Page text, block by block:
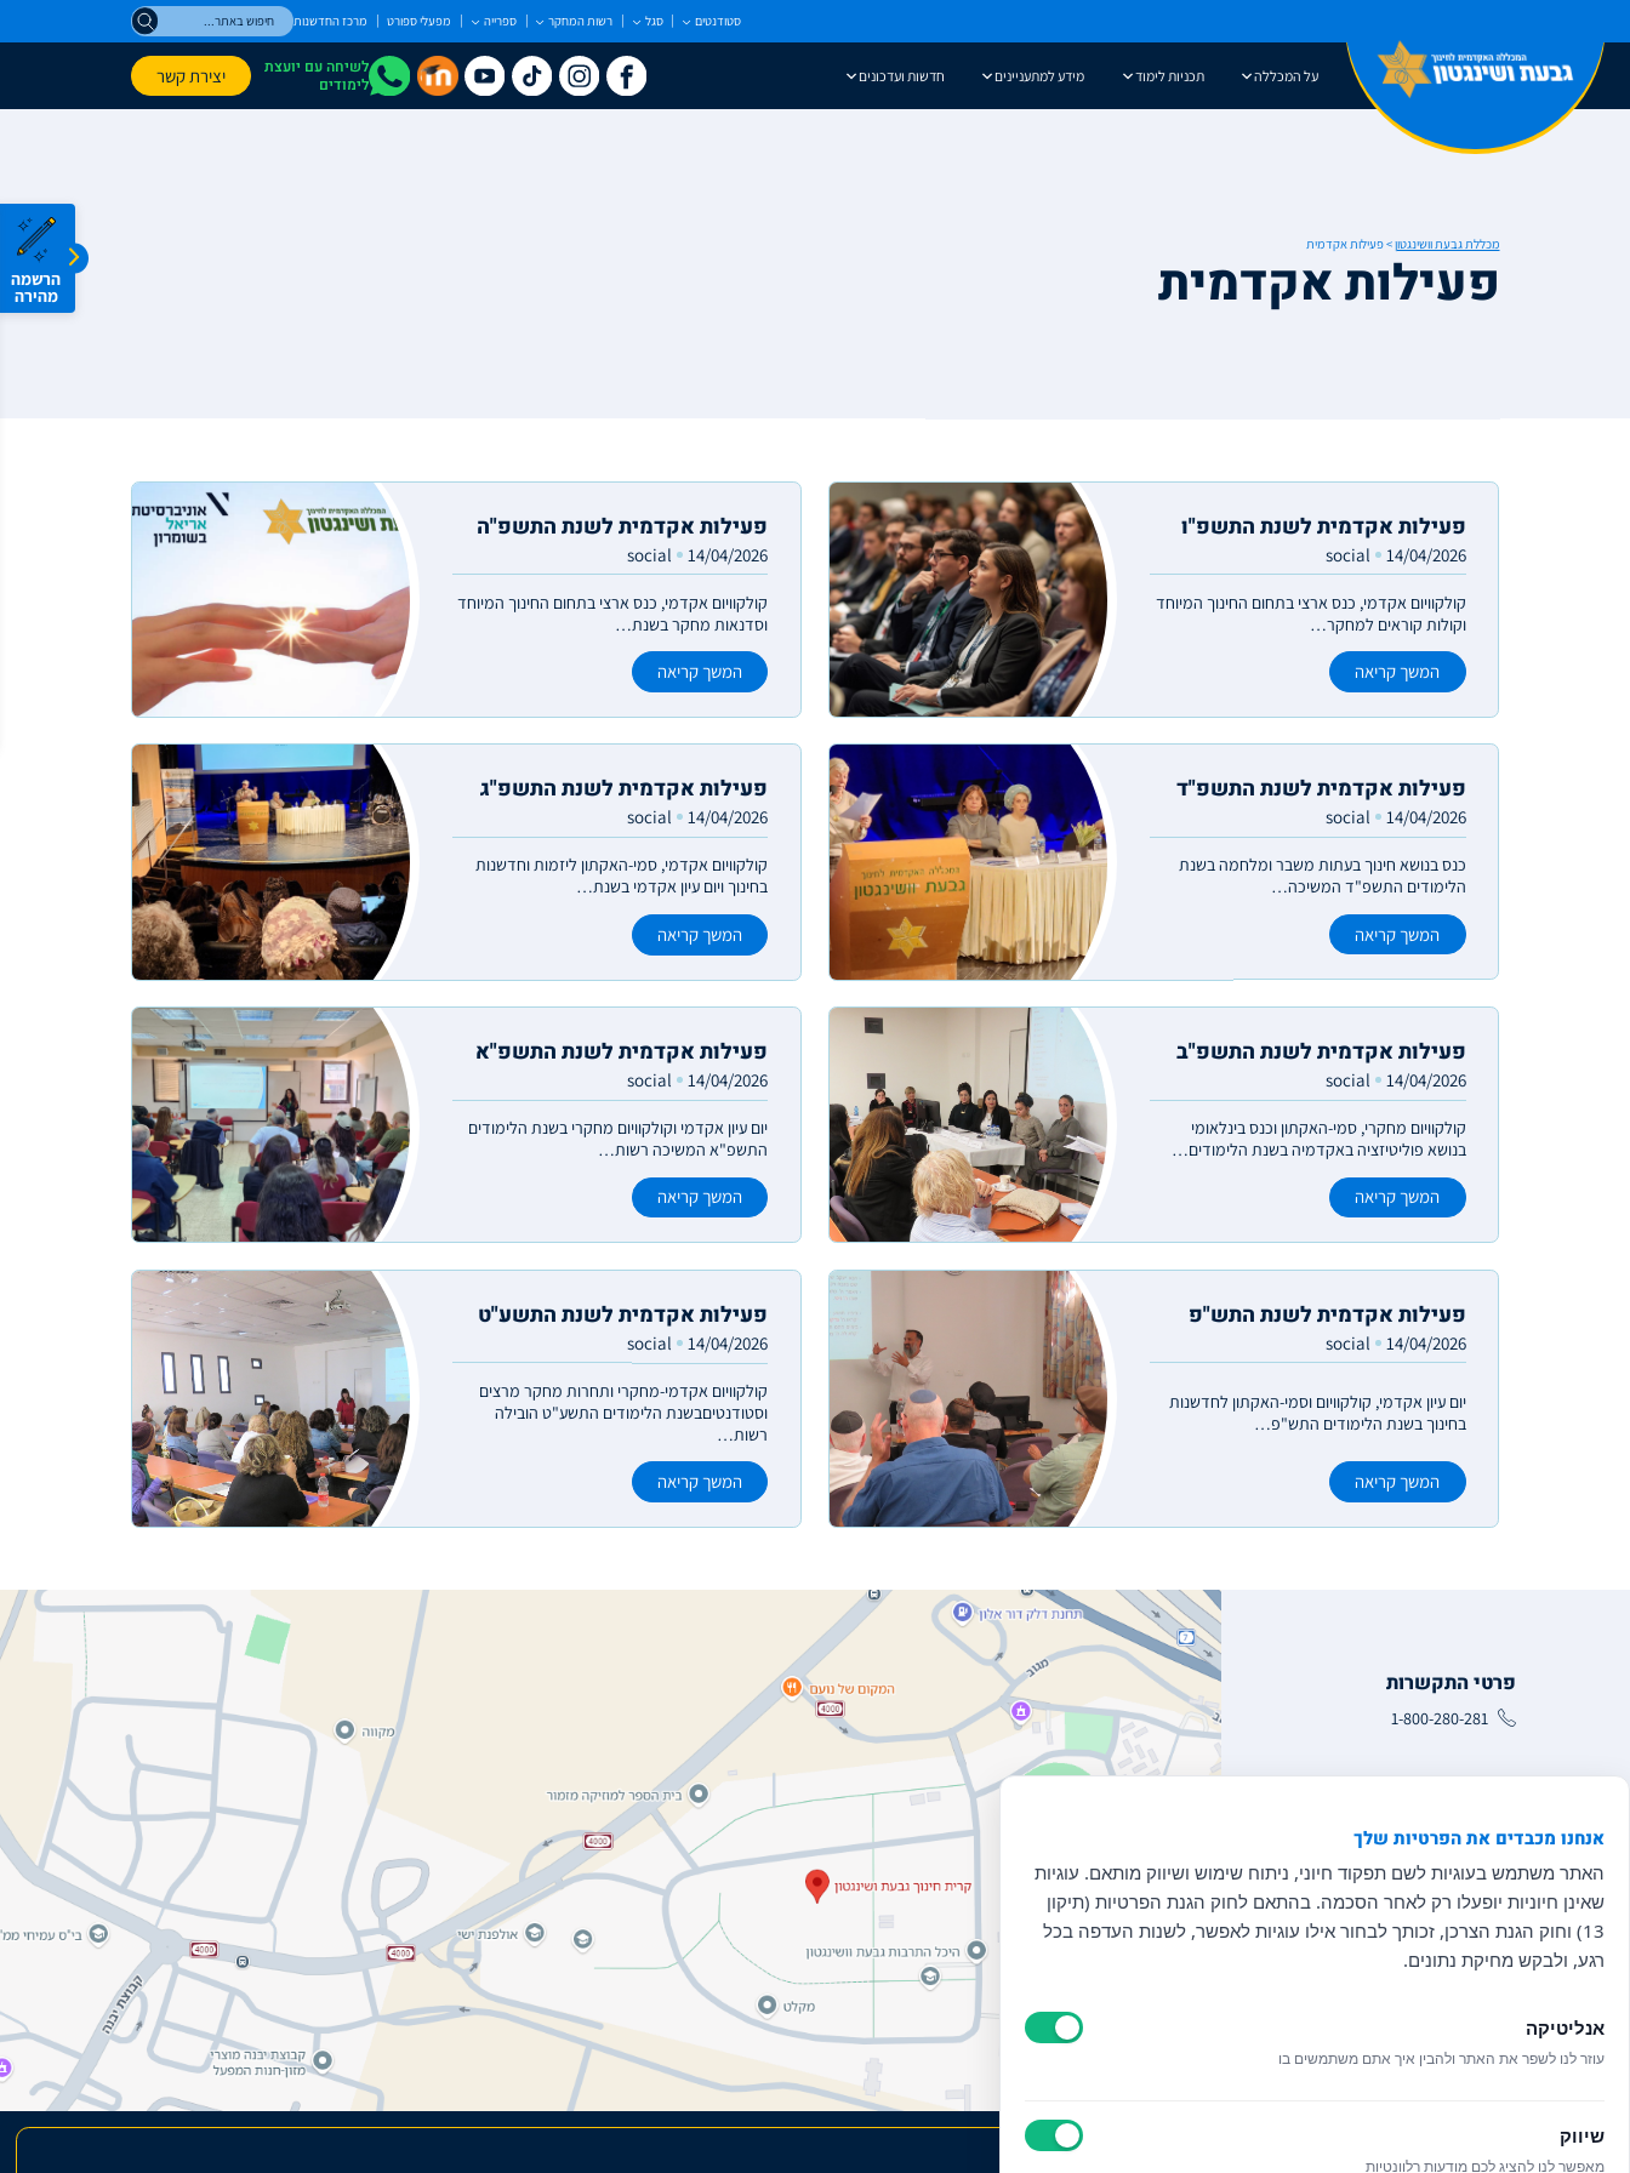
הרשמה
מהירה
סטודנטים סגל רשות המחקר ספרייה מפעלי ספורט מרכז החדשנותחיפוש
באתר
על המכללה תכניות לימוד מידע למתעניינים חדשות ועדכונים
לשיחה עם יועצת
לימודים
יצירת קשר
מכללת גבעת וושינגטון>פעילות אקדמית
פעילות אקדמית
פעילות אקדמית לשנת התשפ"ו
14/04/2026
social
קולקוויום אקדמי, כנס ארצי בתחום החינוך המיוחד
וקולות קוראים למחקר…
המשך קריאה
פעילות אקדמית לשנת התשפ"ה
14/04/2026
social
קולקוויום אקדמי, כנס ארצי בתחום החינוך המיוחד
וסדנאות מחקר בשנת…
המשך קריאה
פעילות אקדמית לשנת התשפ"ד
14/04/2026
social
כנס בנושא חינוך בעתות משבר ומלחמה בשנת
הלימודים התשפ"ד המשיכה…
המשך קריאה
פעילות אקדמית לשנת התשפ"ג
14/04/2026
social
קולקוויום אקדמי, סמי-האקתון ליזמות וחדשנות
בחינוך ויום עיון אקדמי בשנת…
המשך קריאה
פעילות אקדמית לשנת התשפ"ב
14/04/2026
social
קולקוויום מחקרי, סמי-האקתון וכנס בינלאומי
בנושא פוליטיזציה באקדמיה בשנת הלימודים…
המשך קריאה
פעילות אקדמית לשנת התשפ"א
14/04/2026
social
יום עיון אקדמי וקולקוויום מחקרי בשנת הלימודים
התשפ"א המשיכה רשות…
המשך קריאה
פעילות אקדמית לשנת התש"פ
14/04/2026
social
יום עיון אקדמי, קולקוויום וסמי-האקתון לחדשנות
בחינוך בשנת הלימודים התש"פ…
המשך קריאה
פעילות אקדמית לשנת התשע"ט
14/04/2026
social
קולקוויום אקדמי-מחקרי ותחרות מחקר מרצים
וסטודנטיםבשנת הלימודים התשע"ט הובילה
רשות…
המשך קריאה
פרטי התקשרות
1-800-280-281
קריית החינוך גבעת ושינגטון, ד.נ
אבטח 79239
דרכי הגעה
אנחנו מכבדים את הפרטיות שלך
האתר משתמש בעוגיות לשם תפקוד חיוני, ניתוח שימוש ושיווק מותאם. עוגיות
שאינן חיוניות יופעלו רק לאחר הסכמה. בהתאם לחוק הגנת הפרטיות (תיקון
13) וחוק הגנת הצרכן, זכותך לבחור אילו עוגיות לאפשר, לשנות העדפה בכל
רגע, ולבקש מחיקת נתונים.
אנליטיקה
עוזר לנו לשפר את האתר ולהבין איך אתם משתמשים בו
שיווק
מאפשר לנו להציג לכם מודעות רלוונטיות